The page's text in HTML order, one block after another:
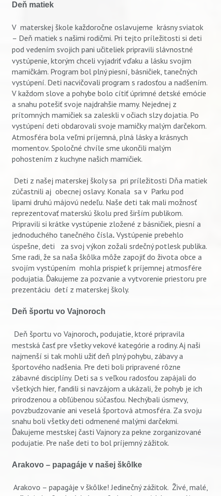
Deň matiek
V materskej škole každoročne oslavujeme krásny sviatok
– Deň matiek s našimi rodičmi. Pri tejto príležitosti si deti
pod vedením svojich pani učiteliek pripravili slávnostné
vystúpenie, ktorým chceli vyjadriť vďaku a lásku svojim
mamičkám. Program bol plný piesní, básničiek, tanečných
vystúpení. Deti nacvičovali program s radosťou a nadšením.
V každom slove a pohybe bolo cítiť úprimné detské emócie
a snahu potešiť svoje najdrahšie mamy. Nejednej z
prítomných mamičiek sa zaleskli v očiach slzy dojatia. Po
vystúpení deti obdarovali svoje mamičky malým darčekom.
Atmosféra bola veľmi príjemná, plná lásky a krásnych
momentov. Spoločné chvíle sme ukončili malým
pohostením z kuchyne našich mamičiek.
Deti z našej materskej školy sa pri príležitosti Dňa matiek
zúčastnili aj obecnej oslavy. Konala sa v Parku pod
lipami druhú májovú nedeľu. Naše deti tak mali možnosť
reprezentovať materskú školu pred širším publikom.
Pripravili si krátke vystúpenie zložené z básničiek, piesní a
jednoduchého tanečného čísla. Vystúpenie prebehlo
úspešne, deti za svoj výkon zožali srdečný potlesk publika.
Sme radi, že sa naša škôlka môže zapojiť do života obce a
svojím vystúpením mohla prispieť k príjemnej atmosfére
podujatia. Ďakujeme za pozvanie a vytvorenie priestoru pre
prezentáciu detí z materskej školy.
Deň športu vo Vajnoroch
Deň športu vo Vajnoroch, podujatie, ktoré pripravila
mestská časť pre všetky vekové kategórie a rodiny. Aj naši
najmenší si tak mohli užiť deň plný pohybu, zábavy a
športového nadšenia. Pre deti boli pripravené rôzne
zábavné disciplíny. Deti sa s veľkou radosťou zapájali do
všetkých hier, fandili si navzájom a ukázali, že pohyb je ich
prirodzenou a obľúbenou súčasťou. Nechýbali úsmevy,
povzbudzovanie ani veselá športová atmosféra. Za svoju
snahu boli všetky deti odmenené malými darčekmi.
Ďakujeme mestskej časti Vajnory za pekne zorganizované
podujatie. Pre naše deti to bol príjemný zážitok.
Arakovo – papagáje v našej škôlke
Arakovo – papagáje v škôlke! Jedinečný zážitok. Živé, malé,